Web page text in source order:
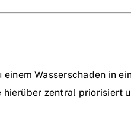
Wasserschaden in
zentral priorisiert